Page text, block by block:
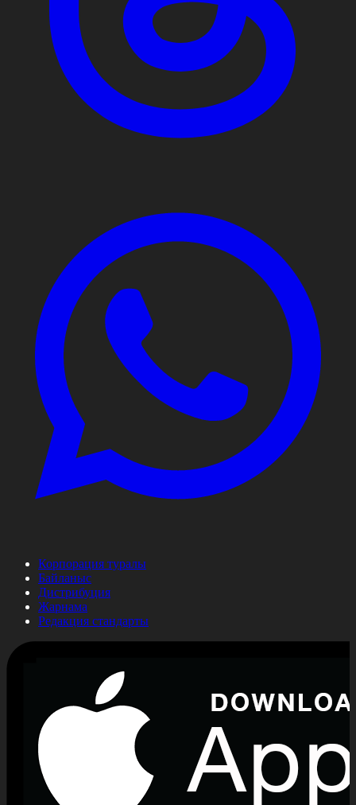
Корпорация туралы
Байланыс
Дистрибуция
Жарнама
Редакция стандарты